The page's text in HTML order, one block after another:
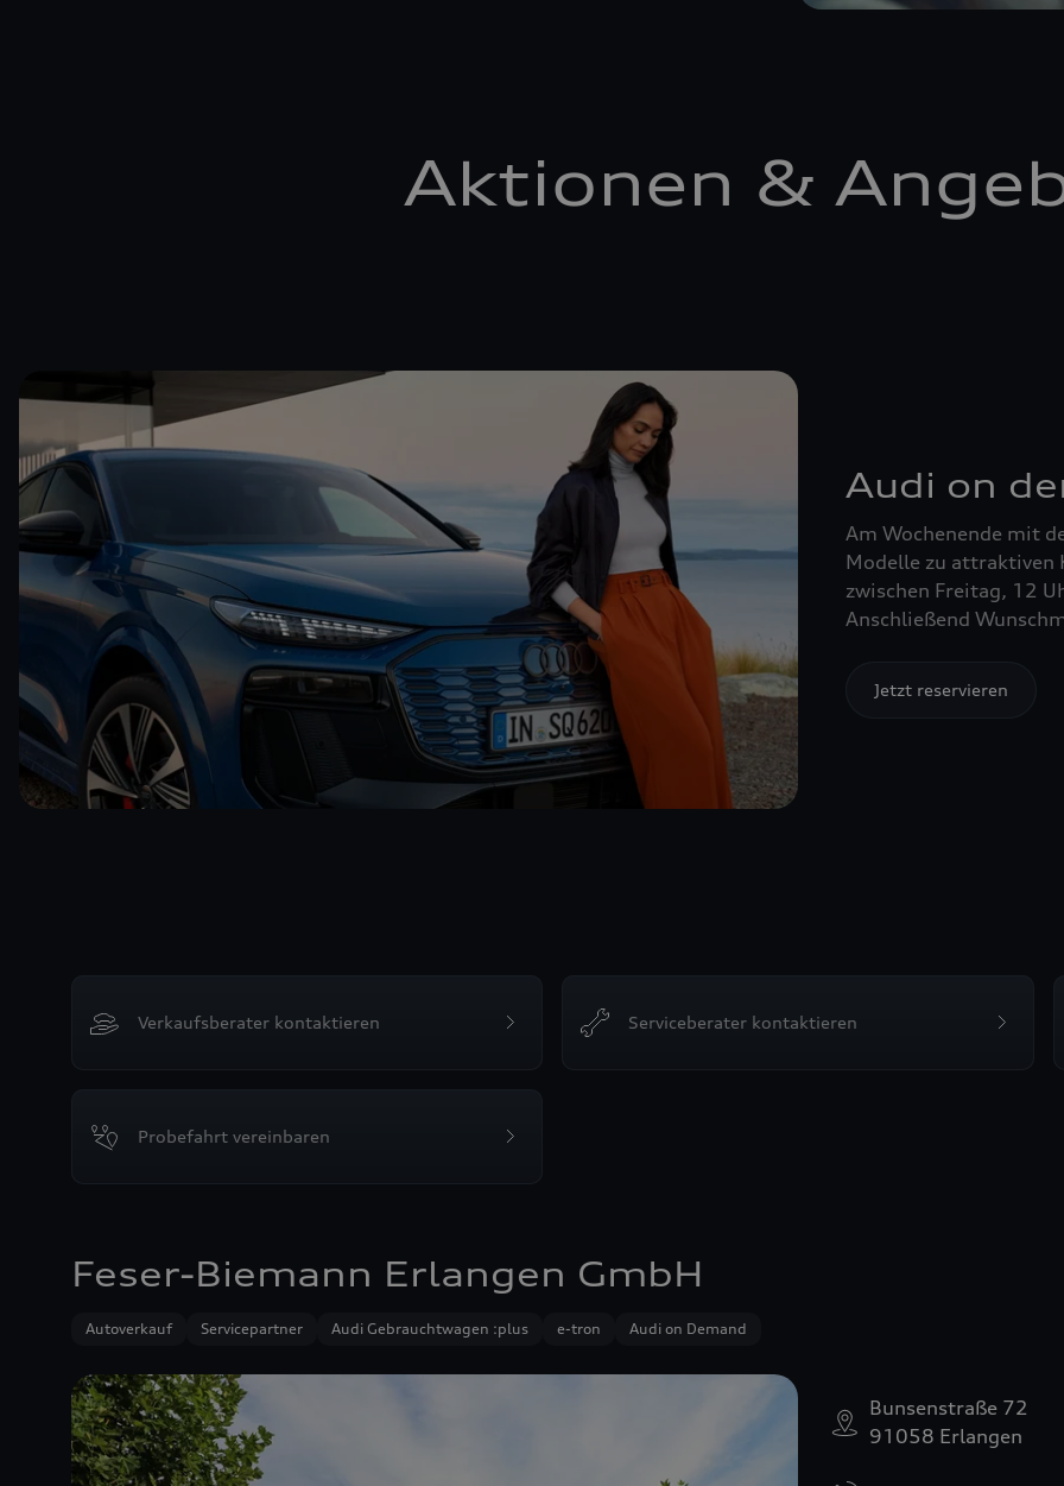
Aktionen &
Audi on
Am Wochenende mit
Modelle zu
zwischen Freitag, 12
Anschließend
Jetzt reservieren
Verkaufsberater kontaktieren Serviceberater kontaktieren
Probefahrt vereinbaren
Feser-Biemann Erlangen GmbH
Autoverkauf Servicepartner Audi Gebrauchtwagen :plus e-tron Audi on Demand
Bunsenstraße 72
91058 Erlangen